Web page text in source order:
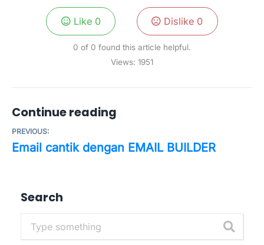
Like 0 Dislike 0
0 of 0 found this article helpful.
Views: 1951
Continue reading
PREVIOUS:
Email cantik dengan EMAIL BUILDER
Search